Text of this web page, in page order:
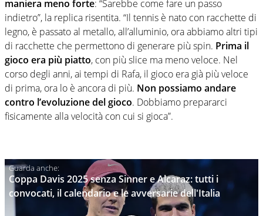
maniera meno forte: “Sarebbe come fare un passo
indietro”, la replica risentita. “Il tennis è nato con racchette di
legno, è passato al metallo, all’alluminio, ora abbiamo altri tipi
di racchette che permettono di generare più spin. Prima il
gioco era più piatto, con più slice ma meno veloce. Nel
corso degli anni, ai tempi di Rafa, il gioco era già più veloce
di prima, ora lo è ancora di più. Non possiamo andare
contro l’evoluzione del gioco. Dobbiamo prepararci
fisicamente alla velocità con cui si gioca”.
Coppa Davis 2025 senza Sinner e Alcaraz: tutti i
convocati, il calendario e le avversarie dell'Italia